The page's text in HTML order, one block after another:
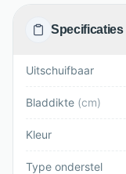
Specificaties
Uitschuifbaar
Bladdikte (cm)
Kleur
Type onderstel